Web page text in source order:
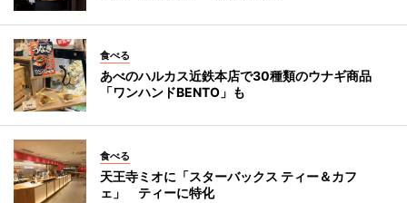
食べる
あべのハルカス近鉄本店で30種類のウナギ商品
「ワンハンドBENTO」も
食べる
天王寺ミオに「スターバックス ティー＆カフ
ェ」 ティーに特化